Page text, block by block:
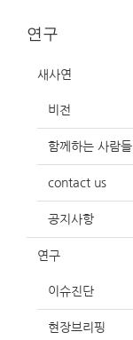
연구
새사연
비전
함께하는 사람들
contact us
공지사항
연구
이슈진단
현장브리핑